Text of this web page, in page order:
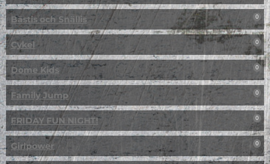
Bästis och Snällis 0
Cykel 0
Dome Kids 0
Family Jump 0
FRIDAY FUN NIGHT! 0
Girlpower 0